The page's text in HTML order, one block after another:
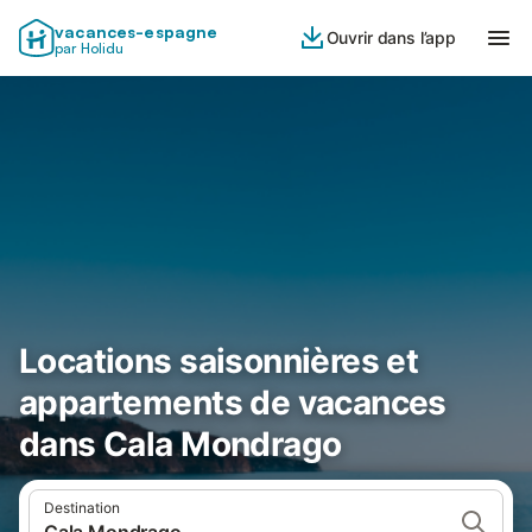
vacances-espagne
par Holidu
Ouvrir dans l’app
Locations saisonnières et
appartements de vacances
dans Cala Mondrago
Destination